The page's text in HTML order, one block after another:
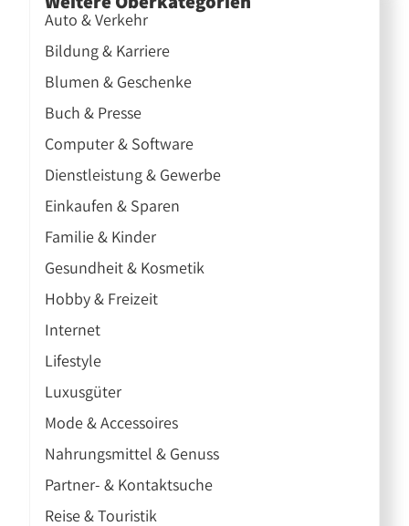
Auto & Verkehr
Bildung & Karriere
Blumen & Geschenke
Buch & Presse
Computer & Software
Dienstleistung & Gewerbe
Einkaufen & Sparen
Familie & Kinder
Gesundheit & Kosmetik
Hobby & Freizeit
Internet
Lifestyle
Luxusgüter
Mode & Accessoires
Nahrungsmittel & Genuss
Partner- & Kontaktsuche
Reise & Touristik